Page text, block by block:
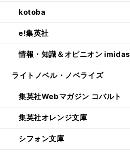
kotoba
e!集英社
情報・知識＆オピニオン imidas
ライトノベル・ノベライズ
集英社Webマガジン コバルト
集英社オレンジ文庫
シフォン文庫